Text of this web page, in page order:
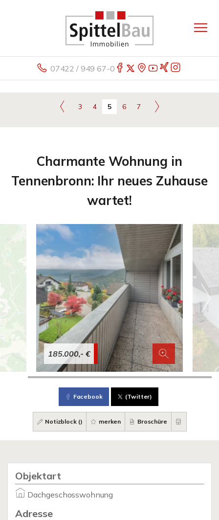
07422 / 949 67-0
3 4 5 6 7
Charmante Wohnung in
Tennenbronn: Ihr neues Zuhause
wartet!
185.000,- €
Facebook (Twitter)
Notizblock () merken Broschüre
Objektart
Dachgeschosswohnung
Adresse